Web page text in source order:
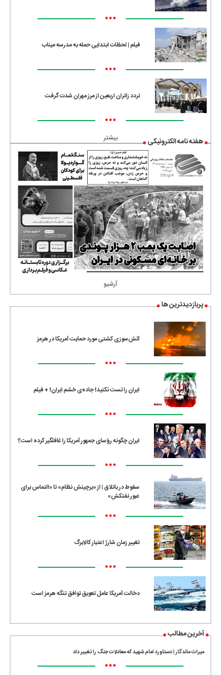
•••
فیلم | لحظات ابتدایی حمله به مدرسه میناب
•••
تردد زائران اربعین از مرز مهران شدت گرفت
•••
بیشتر هفته نامه الکترونیکی
آرشیو
پربازدیدترین ها
آتش‌سوزی کشتی مورد حمایت آمریکا در هرمز
•••
ایران را تست نکنید! جاده‌ی خشم ایران! + فیلم
•••
ایران چگونه رؤسای جمهور آمریکا را غافلگیر کرده است؟
•••
سقوط در باتلاق | از «برچینش نظام» تا «التماس برای
عبور نفتکش»
•••
تغییر زمان شارژ اعتبار کالابرگ
•••
دخالت آمریکا عامل تعویق توافق تنگه هرمز است
آخرین مطالب
میراث ماندگار | دستاورد امام شهید که معادلات جنگ را تغییر داد
•••